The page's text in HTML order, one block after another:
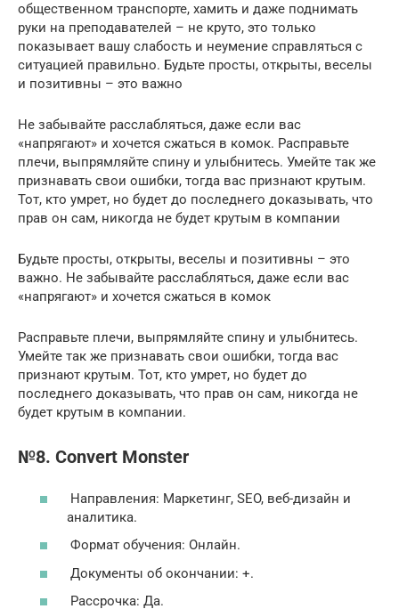
общественном транспорте, хамить и даже поднимать
руки на преподавателей – не круто, это только
показывает вашу слабость и неумение справляться с
ситуацией правильно. Будьте просты, открыты, веселы
и позитивны – это важно
Не забывайте расслабляться, даже если вас
«напрягают» и хочется сжаться в комок. Расправьте
плечи, выпрямляйте спину и улыбнитесь. Умейте так же
признавать свои ошибки, тогда вас признают крутым.
Тот, кто умрет, но будет до последнего доказывать, что
прав он сам, никогда не будет крутым в компании
Будьте просты, открыты, веселы и позитивны – это
важно. Не забывайте расслабляться, даже если вас
«напрягают» и хочется сжаться в комок
Расправьте плечи, выпрямляйте спину и улыбнитесь.
Умейте так же признавать свои ошибки, тогда вас
признают крутым. Тот, кто умрет, но будет до
последнего доказывать, что прав он сам, никогда не
будет крутым в компании.
№8. Convert Monster
Направления: Маркетинг, SEO, веб-дизайн и
аналитика.
Формат обучения: Онлайн.
Документы об окончании: +.
Рассрочка: Да.